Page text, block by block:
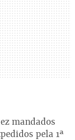
mandados
pela 1ª